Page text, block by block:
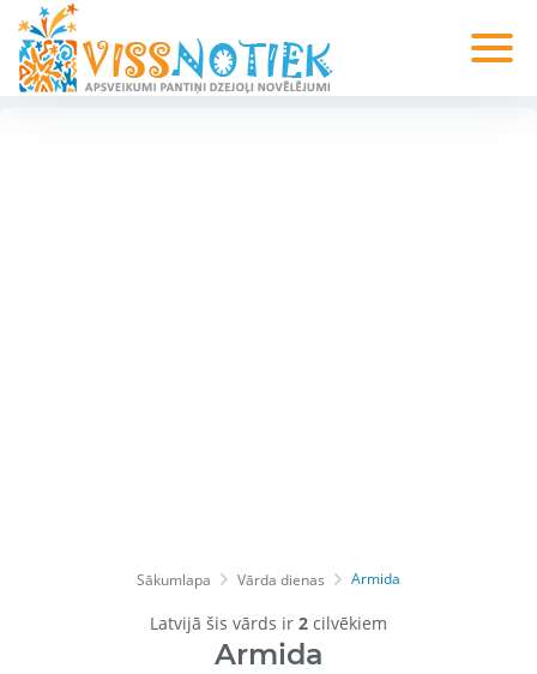
Sākumlapa Vārda dienas Armida
Latvijā šis vārds ir 2 cilvēkiem
Armida